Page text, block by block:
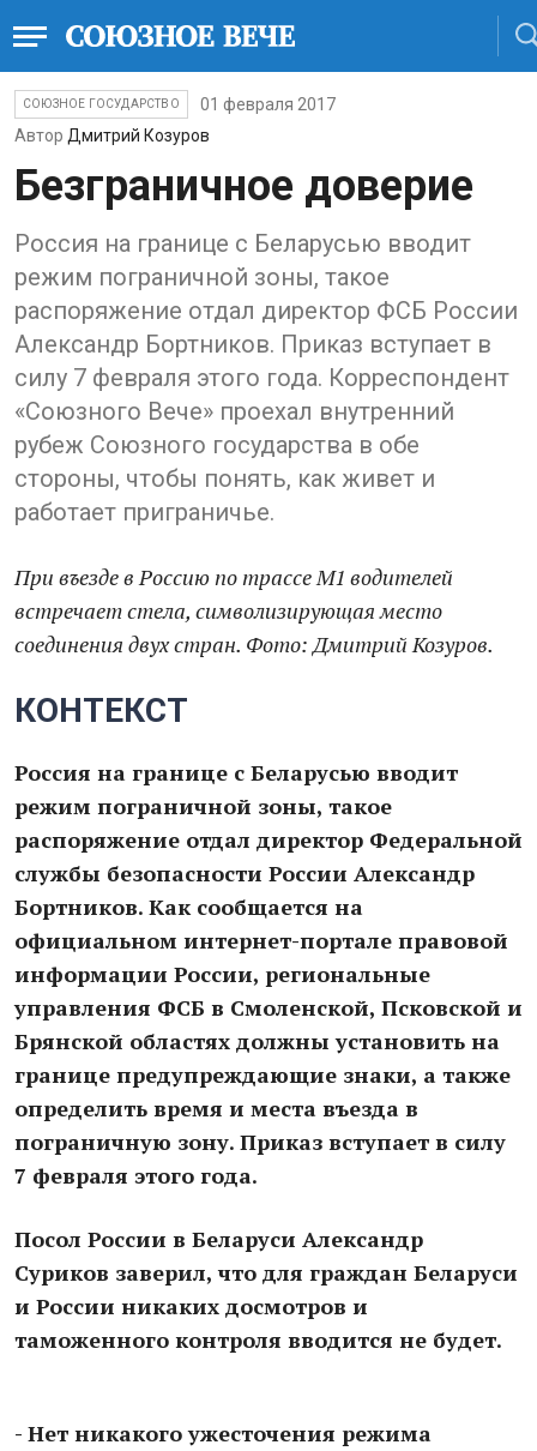
СОЮЗНОЕ ГОСУДАРСТВО
01 февраля 2017
Автор Дмитрий Козуров
Безграничное доверие
Россия на границе с Беларусью вводит
режим пограничной зоны, такое
распоряжение отдал директор ФСБ России
Александр Бортников. Приказ вступает в
силу 7 февраля этого года. Корреспондент
«Союзного Вече» проехал внутренний
рубеж Союзного государства в обе
стороны, чтобы понять, как живет и
работает приграничье.
При въезде в Россию по трассе М1 водителей
встречает стела, символизирующая место
соединения двух стран. Фото: Дмитрий Козуров.
КОНТЕКСТ
Россия на границе с Беларусью вводит
режим пограничной зоны, такое
распоряжение отдал директор Федеральной
службы безопасности России Александр
Бортников. Как сообщается на
официальном интернет-портале правовой
информации России, региональные
управления ФСБ в Смоленской, Псковской и
Брянской областях должны установить на
границе предупреждающие знаки, а также
определить время и места въезда в
пограничную зону. Приказ вступает в силу
7 февраля этого года.
Посол России в Беларуси Александр
Суриков заверил, что для граждан Беларуси
и России никаких досмотров и
таможенного контроля вводится не будет.
- Нет никакого ужесточения режима